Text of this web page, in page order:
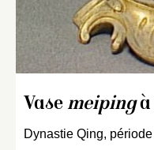
Vase meipingà
Dynastie Qing,